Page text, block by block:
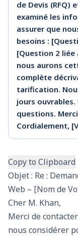
de Devis (RFQ)
examiné les
assurer que
besoins :
[Question 2 liée
nous aurons
complète
tarification.
jours
questions.
Cordialement,
Copy to Clipboard
Objet : Re :
Web – [Nom de
Cher M. Khan,
Merci de
nous considérer